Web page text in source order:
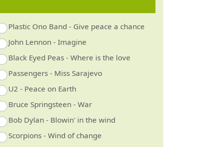
Plastic Ono Band - Give peace a chance
John Lennon - Imagine
Black Eyed Peas - Where is the love
Passengers - Miss Sarajevo
U2 - Peace on Earth
Bruce Springsteen - War
Bob Dylan - Blowin' in the wind
Scorpions - Wind of change